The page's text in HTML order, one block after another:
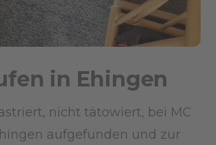
in Ehingen
nicht tätowiert, bei MC
aufgefunden und zur